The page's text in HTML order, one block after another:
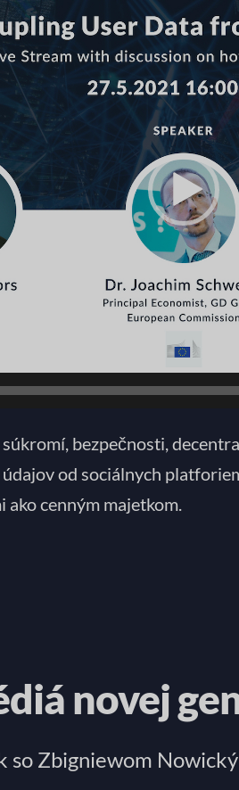
bezpečnosti,
od sociálnych
cenným majetkom.
novej
so Zbigniewom